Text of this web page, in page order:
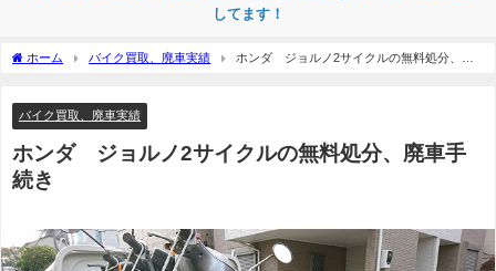
してます！
ホーム バイク買取、廃車実績
ホンダ ジョルノ2サイクルの無料処分、廃
バイク買取、廃車実績
ホンダ ジョルノ2サイクルの無料処分、廃車手
続き